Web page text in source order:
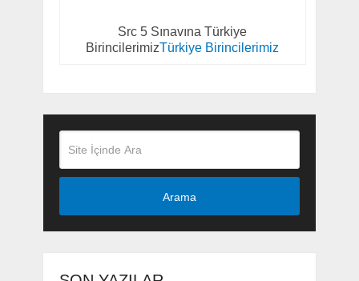
Src 5 Sınavına Türkiye
BirincilerimizTürkiye Birincilerimiz
Arama